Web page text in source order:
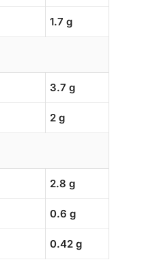
1.7 g
3.7 g
2 g
2.8 g
0.6 g
0.42 g